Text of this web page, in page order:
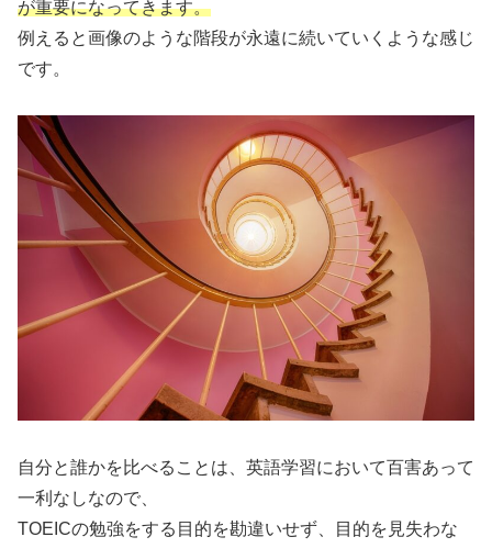
が重要になってきます。
例えると画像のような階段が永遠に続いていくような感じ
です。
自分と誰かを比べることは、英語学習において百害あって
一利なしなので、
TOEICの勉強をする目的を勘違いせず、目的を見失わな